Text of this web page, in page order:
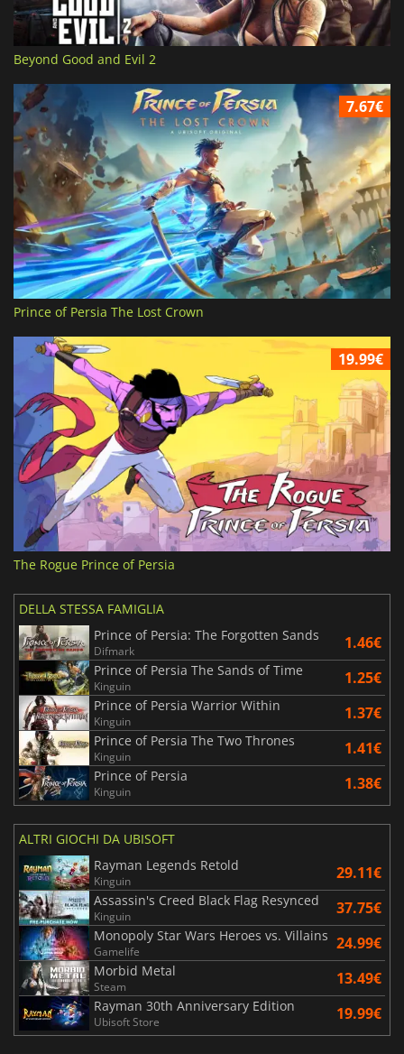
Beyond Good and Evil 2
7.67€
Prince of Persia The Lost Crown
19.99€
The Rogue Prince of Persia
DELLA STESSA FAMIGLIA
Prince of Persia: The Forgotten Sands
Difmark 1.46€
Prince of Persia The Sands of Time
Kinguin 1.25€
Prince of Persia Warrior Within
Kinguin 1.37€
Prince of Persia The Two Thrones
Kinguin 1.41€
Prince of Persia
Kinguin 1.38€
ALTRI GIOCHI DA UBISOFT
Rayman Legends Retold
Kinguin 29.11€
Assassin's Creed Black Flag Resynced
Kinguin 37.75€
Monopoly Star Wars Heroes vs. Villains
Gamelife 24.99€
Morbid Metal
Steam 13.49€
Rayman 30th Anniversary Edition
Ubisoft Store 19.99€